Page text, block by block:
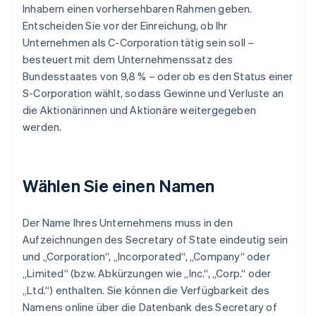
Inhabern einen vorhersehbaren Rahmen geben.
Entscheiden Sie vor der Einreichung, ob Ihr
Unternehmen als C-Corporation tätig sein soll –
besteuert mit dem Unternehmenssatz des
Bundesstaates von 9,8 % – oder ob es den Status einer
S-Corporation wählt, sodass Gewinne und Verluste an
die Aktionärinnen und Aktionäre weitergegeben
werden.
Wählen Sie einen Namen
Der Name Ihres Unternehmens muss in den
Aufzeichnungen des Secretary of State eindeutig sein
und „Corporation“, „Incorporated“, „Company“ oder
„Limited“ (bzw. Abkürzungen wie „Inc.“, „Corp.“ oder
„Ltd.“) enthalten. Sie können die Verfügbarkeit des
Namens online über die Datenbank des Secretary of